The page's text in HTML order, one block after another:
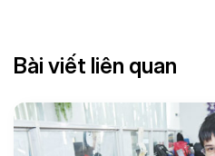
Bài viết liên quan